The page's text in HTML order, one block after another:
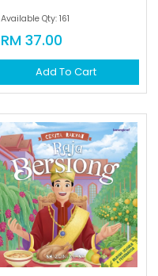
Available Qty: 161
RM 37.00
Add To Cart